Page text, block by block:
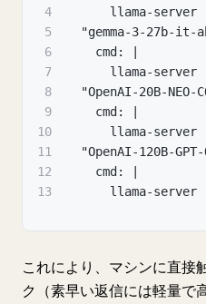
4
llama-server
5
"gemma-3-27b-it-
6
    cmd: |
7
llama-server
8
"OpenAI-20B-NEO-
9
    cmd: |
10
llama-server
11
"OpenAI-120B-GPT-
12
    cmd: |
13
llama-server
これにより、マシンに直接
ク（素早い返信には軽量で